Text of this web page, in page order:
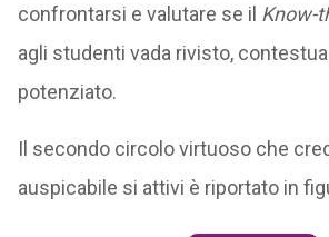
confrontarsi e valutare se il Know-
agli studenti vada rivisto,
potenziato.
Il secondo circolo virtuoso che
auspicabile si attivi è riportato in